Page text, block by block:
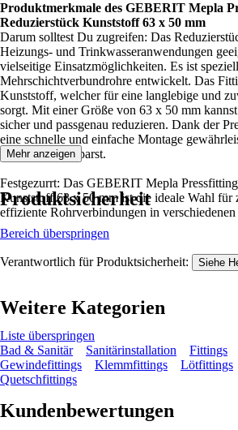
Produktmerkmale des GEBERIT Mepla
Reduzierstück Kunststoff 63 x 50 mm
Darum solltest Du zugreifen: Das
Heizungs- und Trinkwasseranwendungen
vielseitige Einsatzmöglichkeiten. Es ist
Mehrschichtverbundrohre entwickelt. Das
Kunststoff, welcher für eine langlebige und
sorgt. Mit einer Größe von 63 x 50 mm
sicher und passgenau reduzieren. Dank der
eine schnelle und einfache Montage
und Aufwand sparst.
Festgezurrt: Das GEBERIT Mepla
Kunststoff 63 x 50 mm ist die ideale Wahl für
effiziente Rohrverbindungen in
Mehr anzeigen
Produktsicherheit
Bereich überspringen
Verantwortlich für Produktsicherheit: Siehe
Weitere Kategorien
Liste überspringen
Bad & Sanitär
Sanitärinstallation Fittings
Gewindefittings
Klemmfittings Lötfittings
Quetschfittings
Kundenbewertungen